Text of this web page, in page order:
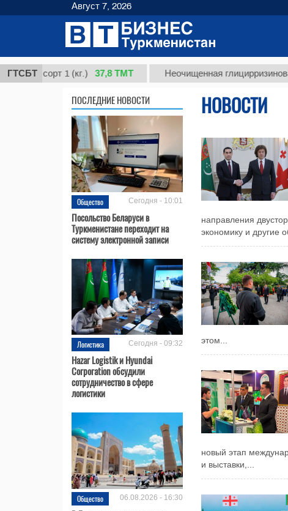
ГТСБТ
сорт 1 (кг.) 37,8 ТМТ Неочищенная глицирризиновая
ПОСЛЕДНИЕ НОВОСТИ
Общество Сегодня - 10:01
Посольство Беларуси в
Туркменистане переходит на
систему электронной записи
Логистика Сегодня - 09:32
Hazar Logistik и Hyundai
Corporation обсудили
сотрудничество в сфере
логистики
Общество 06.08.2026 - 16:30
НОВОСТИ
направления
экономику и другие
этом...
новый этап
и выставки,...
Август 7, 2026